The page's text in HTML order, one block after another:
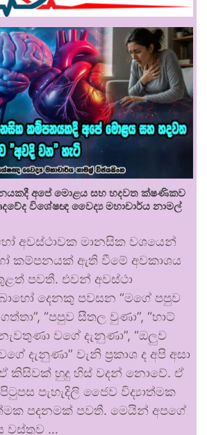
අපේ මොළය සහ හදවත ක්ෂණිකව
විශේෂඥ වෛද්‍ය මහාචාර්ය නාමල්
අවස්ථාවක මානසික වශයෙන්
කම්පනයක් ඇති වීමේ අවකාශය
පවතී. එවන් අවස්ථා
දෙනකු පවසන “මගේ පපුව
“පපුව සීතල වුණා”, “හාට්
වගේ දැනුණා”, “ඔලුව
දැනුණා” වැනි ප්‍රකාශ ද අපි අසා
කිසිවක් හුදු හිස් වදන් නොවේ. ඒ
පැහැදිලි ජෛව විද්‍යාත්මක
පදනමක් පවතී. මෙයින් අපගේ
වස්තුව …